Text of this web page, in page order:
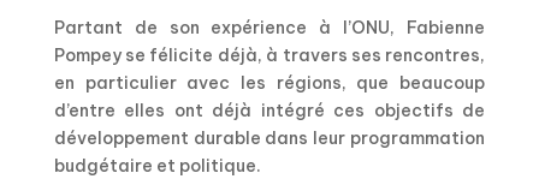
Partant de son expérience à l’ONU, Fabienne
Pompey se félicite déjà, à travers ses rencontres,
en particulier avec les régions, que beaucoup
d’entre elles ont déjà intégré ces objectifs de
développement durable dans leur programmation
budgétaire et politique.